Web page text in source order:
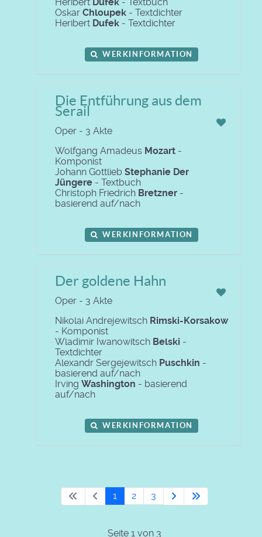
Oskar Chloupek - Textdichter
Heribert Dufek - Textdichter
WERKINFORMATION
Die Entführung aus dem
Serail
Oper - 3 Akte
Wolfgang Amadeus Mozart -
Komponist
Johann Gottlieb Stephanie Der
Jüngere - Textbuch
Christoph Friedrich Bretzner -
basierend auf/nach
WERKINFORMATION
Der goldene Hahn
Oper - 3 Akte
Nikolai Andrejewitsch Rimski-Korsakow
- Komponist
Wladimir Iwanowitsch Belski -
Textdichter
Alexandr Sergejewitsch Puschkin -
basierend auf/nach
Irving Washington - basierend
auf/nach
WERKINFORMATION
1 2 3
Seite 1 von 3